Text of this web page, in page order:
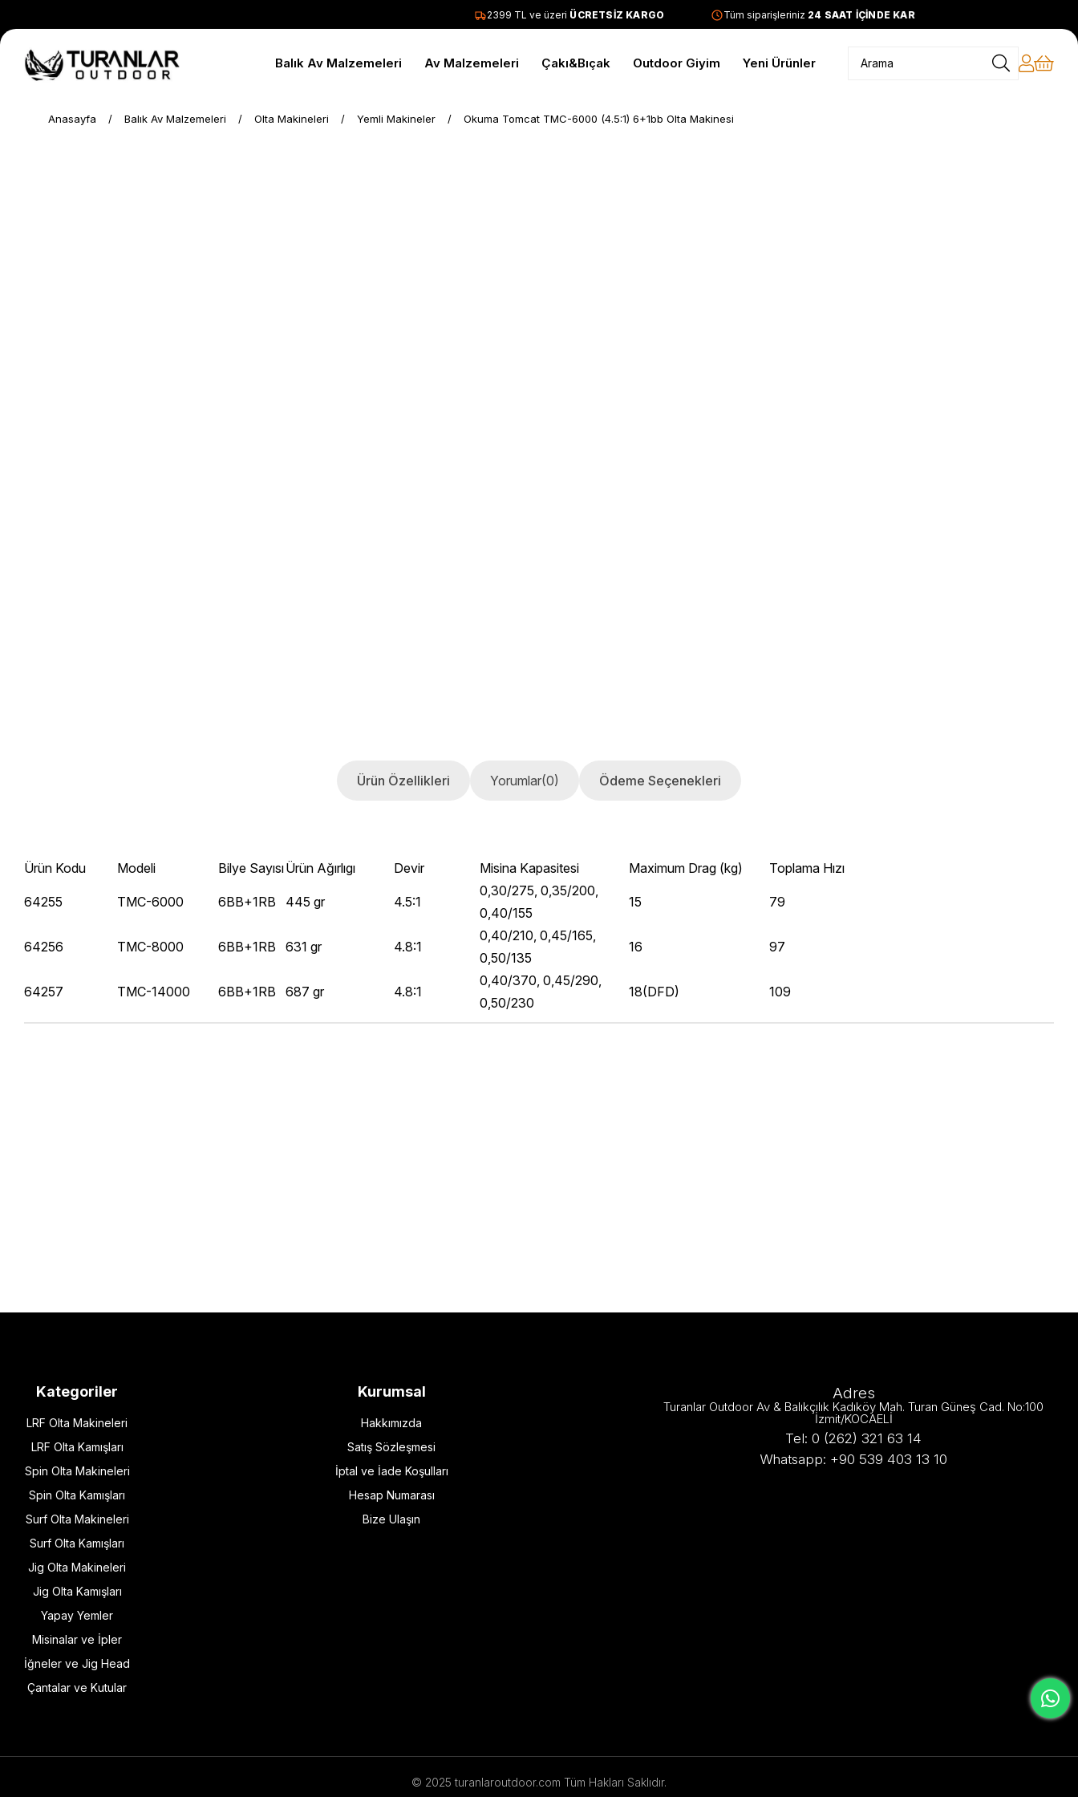
2399 TL ve üzeriÜCRETSİZ KARGO Tüm siparişleriniz24 SAAT İÇİNDE KARGODA
Balık Av Malzemeleri Av Malzemeleri Çakı&Bıçak Outdoor Giyim Yeni Ürünler
Anasayfa Balık Av Malzemeleri Olta Makineleri Yemli Makineler Okuma Tomcat TMC-6000 (4.5:1) 6+1bb Olta Makinesi
Ürün Özellikleri Yorumlar(0) Ödeme Seçenekleri
Ürün Kodu Modeli Bilye SayısıÜrün Ağırlıgı Devir Misina Kapasitesi Maximum Drag (kg) Toplama Hızı
64255 TMC-6000 6BB+1RB 445 gr 4.5:1
0,30/275, 0,35/200,
0,40/155
15 79
64256 TMC-8000 6BB+1RB 631 gr 4.8:1
0,40/210, 0,45/165,
0,50/135
16 97
64257 TMC-14000 6BB+1RB 687 gr 4.8:1
0,40/370, 0,45/290,
0,50/230
18(DFD) 109
Kategoriler
LRF Olta Makineleri
LRF Olta Kamışları
Spin Olta Makineleri
Spin Olta Kamışları
Surf Olta Makineleri
Surf Olta Kamışları
Jig Olta Makineleri
Jig Olta Kamışları
Yapay Yemler
Misinalar ve İpler
İğneler ve Jig Head
Çantalar ve Kutular
Kurumsal
Hakkımızda
Satış Sözleşmesi
İptal ve İade Koşulları
Hesap Numarası
Bize Ulaşın
Adres
Turanlar Outdoor Av & Balıkçılık Kadıköy Mah. Turan Güneş Cad. No:100
İzmit/KOCAELİ
Tel: 0 (262) 321 63 14
Whatsapp: +90 539 403 13 10
© 2025 turanlaroutdoor.com Tüm Hakları Saklıdır.